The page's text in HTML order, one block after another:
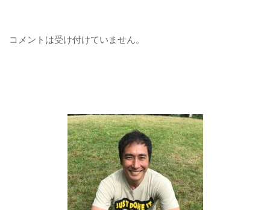
コメントは受け付けていません。